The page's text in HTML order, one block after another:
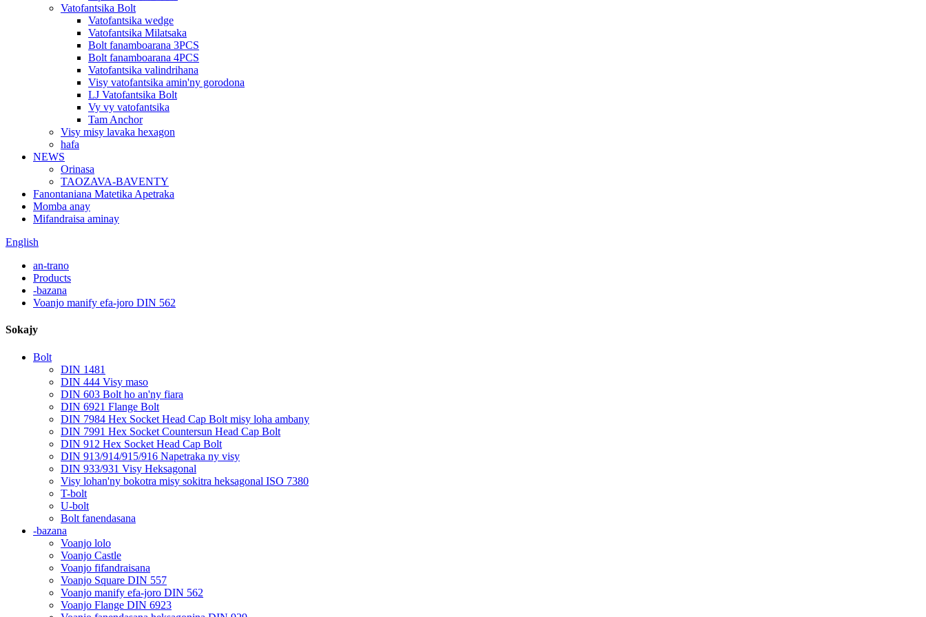
Vatofantsika Bolt
Vatofantsika wedge
Vatofantsika Milatsaka
Bolt fanamboarana 3PCS
Bolt fanamboarana 4PCS
Vatofantsika valindrihana
Visy vatofantsika amin'ny gorodona
LJ Vatofantsika Bolt
Vy vy vatofantsika
Tam Anchor
Visy misy lavaka hexagon
hafa
NEWS
Orinasa
TAOZAVA-BAVENTY
Fanontaniana Matetika Apetraka
Momba anay
Mifandraisa aminay
English
an-trano
Products
-bazana
Voanjo manify efa-joro DIN 562
Sokajy
Bolt
DIN 1481
DIN 444 Visy maso
DIN 603 Bolt ho an'ny fiara
DIN 6921 Flange Bolt
DIN 7984 Hex Socket Head Cap Bolt misy loha ambany
DIN 7991 Hex Socket Countersun Head Cap Bolt
DIN 912 Hex Socket Head Cap Bolt
DIN 913/914/915/916 Napetraka ny visy
DIN 933/931 Visy Heksagonal
Visy lohan'ny bokotra misy sokitra heksagonal ISO 7380
T-bolt
U-bolt
Bolt fanendasana
-bazana
Voanjo lolo
Voanjo Castle
Voanjo fifandraisana
Voanjo Square DIN 557
Voanjo manify efa-joro DIN 562
Voanjo Flange DIN 6923